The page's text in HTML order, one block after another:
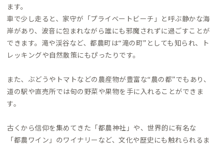
ます。
車で少し走ると、家守が「プライベートビーチ」と呼ぶ静かな海
岸があり、波音に包まれながら誰にも邪魔されずに過ごすことが
できます。滝や渓谷など、都農町は“滝の町”としても知られ、ト
レッキングや自然散策にもぴったりです。
また、ぶどうやトマトなどの農産物が豊富な“農の都”でもあり、
道の駅や直売所では旬の野菜や果物を手に入れることができま
す。
古くから信仰を集めてきた「都農神社」や、世界的に有名な
「都農ワイン」のワイナリーなど、文化や歴史にも触れられるま